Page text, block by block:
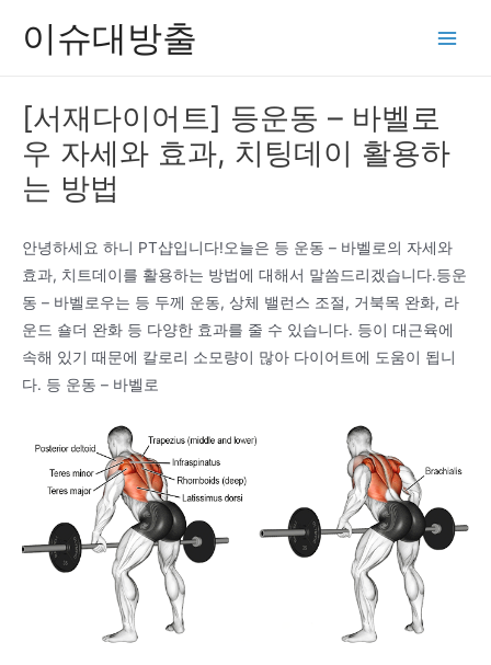
이슈대방출
[서재다이어트] 등운동 – 바벨로
우 자세와 효과, 치팅데이 활용하
는 방법
안녕하세요 하니 PT샵입니다!오늘은 등 운동 – 바벨로의 자세와
효과, 치트데이를 활용하는 방법에 대해서 말씀드리겠습니다.등운
동 – 바벨로우는 등 두께 운동, 상체 밸런스 조절, 거북목 완화, 라
운드 숄더 완화 등 다양한 효과를 줄 수 있습니다. 등이 대근육에
속해 있기 때문에 칼로리 소모량이 많아 다이어트에 도움이 됩니
다. 등 운동 – 바벨로